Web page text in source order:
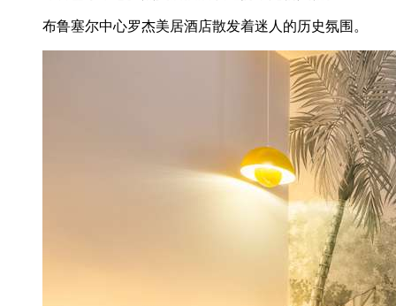
布鲁塞尔中心罗杰美居酒店散发着迷人的历史氛围。